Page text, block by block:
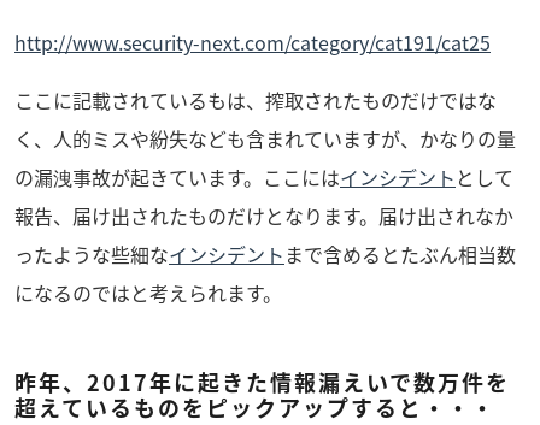
http://www.security-next.com/category/cat191/cat25
ここに記載されているもは、搾取されたものだけではな
く、人的ミスや紛失なども含まれていますが、かなりの量
の漏洩事故が起きています。ここにはインシデント として
報告、届け出されたものだけとなります。届け出されなか
ったような些細なインシデント まで含めるとたぶん相当数
になるのではと考えられます。
昨年、2017年に起きた情報漏えいで数万件を
超えているものをピックアップすると・・・